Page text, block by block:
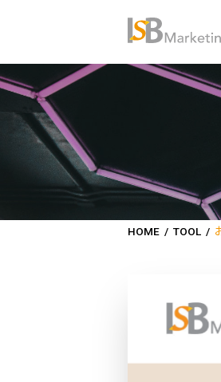
HOME / TOOL /